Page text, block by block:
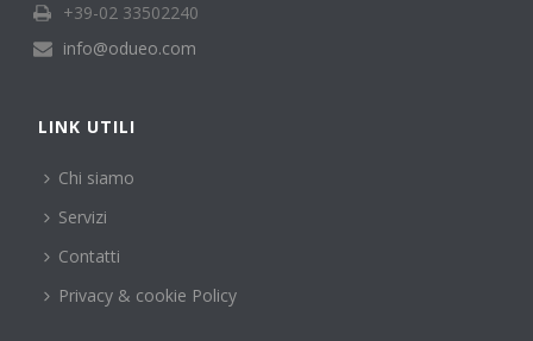
+39-02 33502240
info@odueo.com
LINK UTILI
Chi siamo
Servizi
Contatti
Privacy & cookie Policy